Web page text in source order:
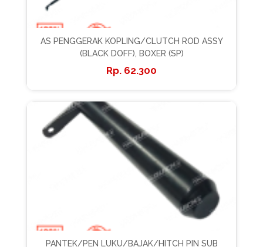
AS PENGGERAK KOPLING/CLUTCH ROD ASSY
(BLACK DOFF), BOXER (SP)
62.300
PANTEK/PEN LUKU/BAJAK/HITCH PIN SUB